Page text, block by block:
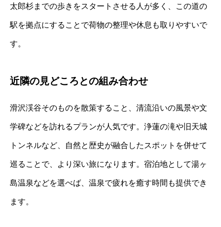
太郎杉までの歩きをスタートさせる人が多く、この道の
駅を拠点にすることで荷物の整理や休息も取りやすいで
す。
近隣の見どころとの組み合わせ
滑沢渓谷そのものを散策すること、清流沿いの風景や文
学碑などを訪れるプランが人気です。浄蓮の滝や旧天城
トンネルなど、自然と歴史が融合したスポットを併せて
巡ることで、より深い旅になります。宿泊地として湯ヶ
島温泉などを選べば、温泉で疲れを癒す時間も提供でき
ます。